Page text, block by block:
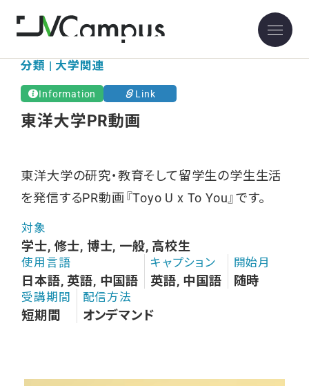
分類 | 大学関連
Information Link
東洋大学PR動画
東洋大学の研究・教育そして留学生の学生生活
を発信するPR動画『Toyo U x To You』です。
対象
学士, 修士, 博士, 一般, 高校生
使用言語
日本語, 英語, 中国語
キャプション
英語, 中国語
開始月
随時
受講期間
短期間
配信方法
オンデマンド